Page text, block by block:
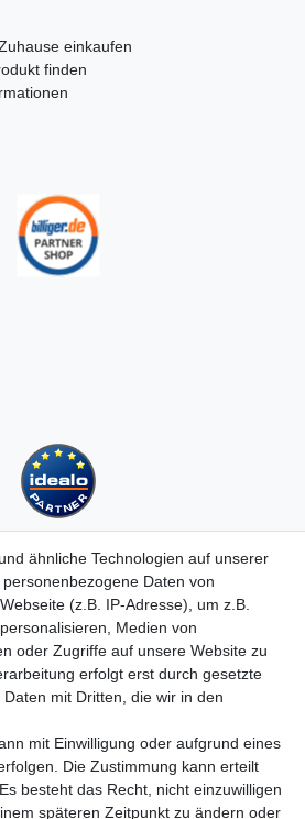
einkaufen
finden
0
ähnliche Technologien auf unserer
Daten von
(z.B. IP-Adresse), um z.B.
Medien von
oder Zugriffe auf unsere Website zu
erfolgt erst durch gesetzte
mit Dritten, die wir in den
mit Einwilligung oder aufgrund eines
Die Zustimmung kann erteilt
besteht das Recht, nicht einzuwilligen
späteren Zeitpunkt zu ändern oder